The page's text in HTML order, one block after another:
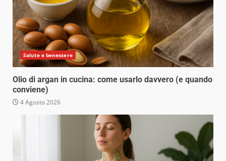
Salute e benessere
Olio di argan in cucina: come usarlo davvero (e quando
conviene)
4 Agosto 2026